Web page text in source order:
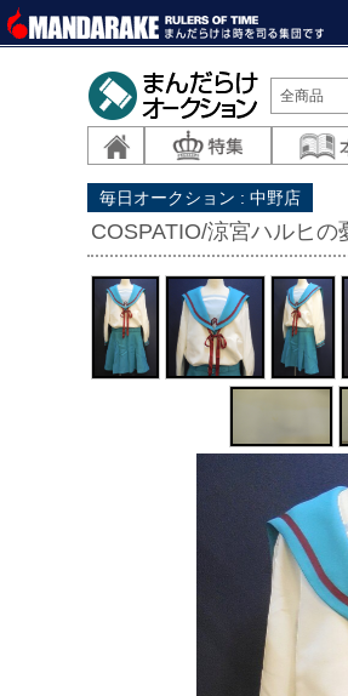
毎日オークション : 中野店
COSPATIO/涼宮ハルヒ